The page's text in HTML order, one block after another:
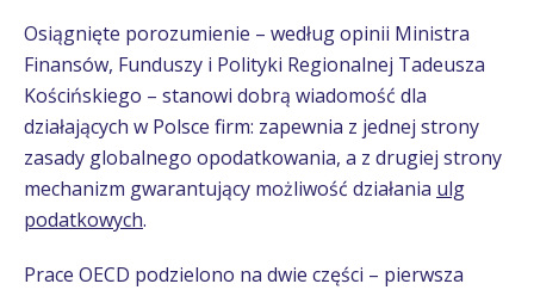
Osiągnięte porozumienie – według opinii Ministra
Finansów, Funduszy i Polityki Regionalnej Tadeusza
Kościńskiego – stanowi dobrą wiadomość dla
działających w Polsce firm: zapewnia z jednej strony
zasady globalnego opodatkowania, a z drugiej strony
mechanizm gwarantujący możliwość działania ulg
podatkowych.
Prace OECD podzielono na dwie części – pierwsza